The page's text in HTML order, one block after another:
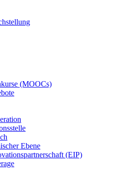
(MOOCs)
Ebene
(EIP)